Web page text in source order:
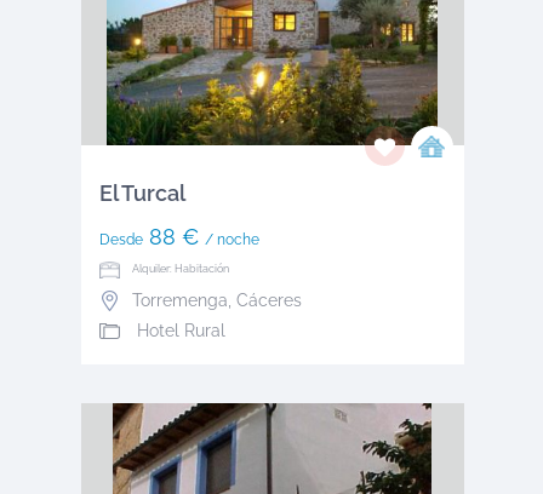
El Turcal
Desde88 € / noche
Alquiler: Habitación
Torremenga Cáceres
Hotel Rural